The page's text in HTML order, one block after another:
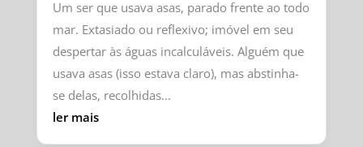
Um ser que usava asas, parado frente ao todo
mar. Extasiado ou reflexivo; imóvel em seu
despertar às águas incalculáveis. Alguém que
usava asas (isso estava claro), mas abstinha-
se delas, recolhidas...
ler mais